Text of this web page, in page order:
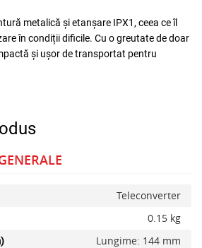
metalică și etanșare IPX1, ceea ce îl
în condiții dificile. Cu o greutate de doar
și ușor de transportat pentru
Teleconverter
0.15 kg
Lungime: 144 mm
x